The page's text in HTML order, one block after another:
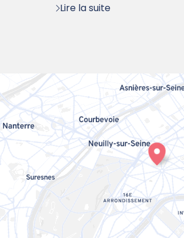
Lire la suite